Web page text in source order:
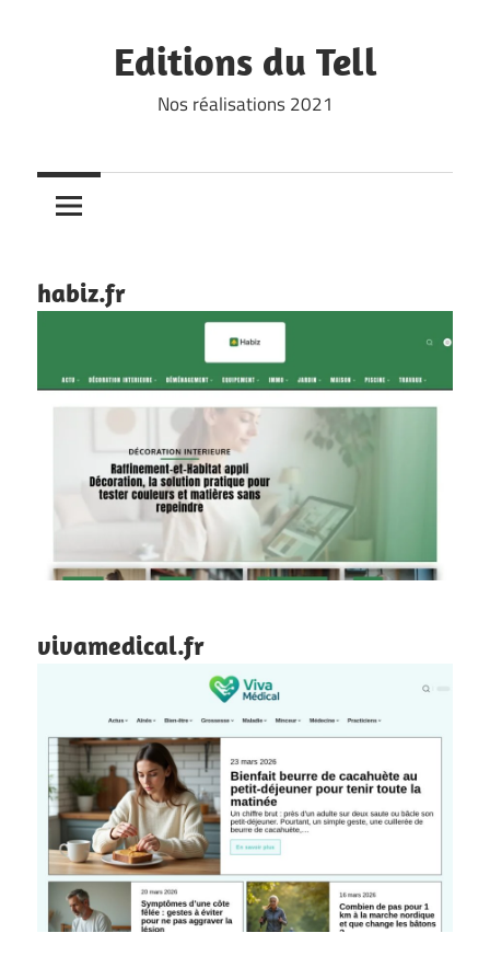
Editions du Tell
Nos réalisations 2021
habiz.fr
vivamedical.fr